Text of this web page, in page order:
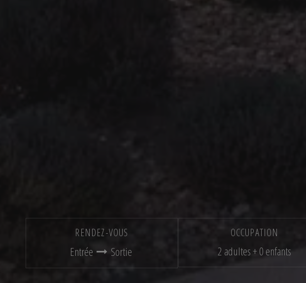
RENDEZ-VOUS OCCUPATION
2 adultes + 0 enfants